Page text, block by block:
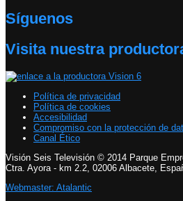
Síguenos
Visita nuestra
Política de privacidad
Política de cookies
Accesibilidad
Compromiso con la protección de
Canal Ético
Visión Seis Televisión © 2014 Parque
Ctra. Ayora - km 2.2, 02006 Albacete,
Webmaster: Atalantic